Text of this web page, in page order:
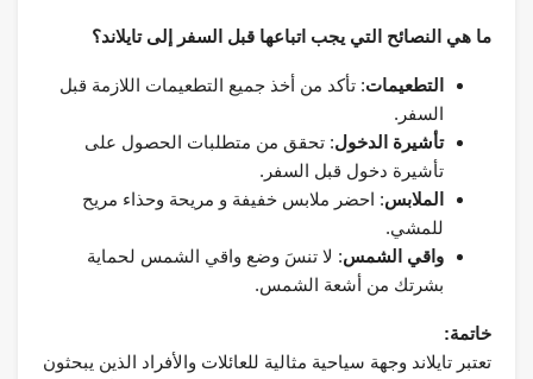
ما هي النصائح التي يجب اتباعها قبل السفر إلى تايلاند؟
التطعيمات: تأكد من أخذ جميع التطعيمات اللازمة قبل
السفر.
تأشيرة الدخول: تحقق من متطلبات الحصول على
تأشيرة دخول قبل السفر.
الملابس: احضر ملابس خفيفة و مريحة وحذاء مريح
للمشي.
واقي الشمس: لا تنسَ وضع واقي الشمس لحماية
بشرتك من أشعة الشمس.
خاتمة:
تعتبر تايلاند وجهة سياحية مثالية للعائلات والأفراد الذين يبحثون